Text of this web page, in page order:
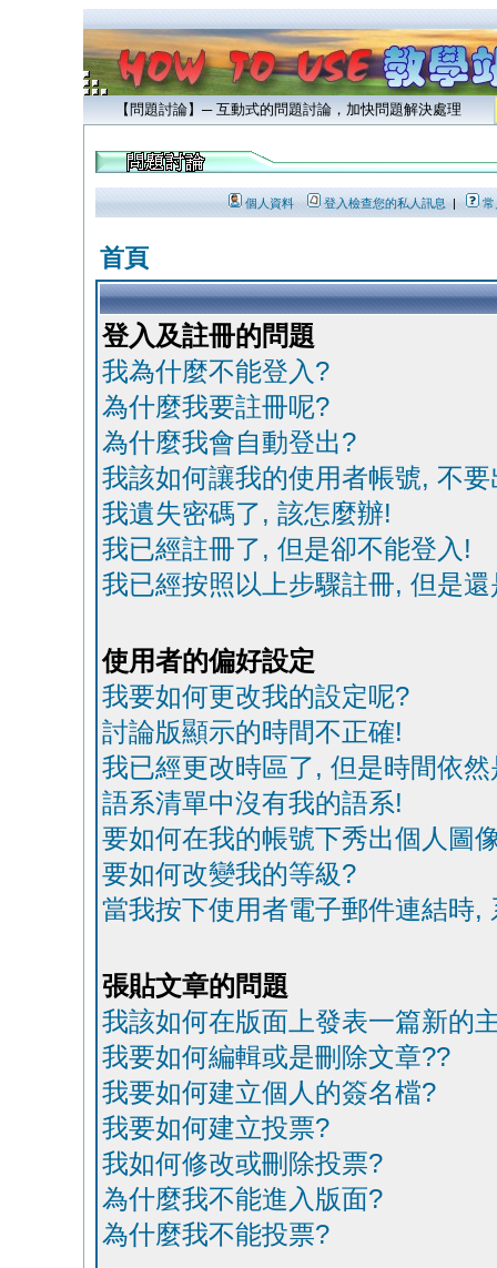
【問題討論】─ 互動式的問題討論，加快問題解決處理
個人資料 登入檢查您的私人訊息| 常
首頁
登入及註冊的問題
我為什麼不能登入?
為什麼我要註冊呢?
為什麼我會自動登出?
我該如何讓我的使用者帳號, 不
我遺失密碼了, 該怎麼辦!
我已經註冊了, 但是卻不能登入!
我已經按照以上步驟註冊, 但是
使用者的偏好設定
我要如何更改我的設定呢?
討論版顯示的時間不正確!
我已經更改時區了, 但是時間依
語系清單中沒有我的語系!
要如何在我的帳號下秀出個人圖
要如何改變我的等級?
當我按下使用者電子郵件連結時,
張貼文章的問題
我該如何在版面上發表一篇新的
我要如何編輯或是刪除文章??
我要如何建立個人的簽名檔?
我要如何建立投票?
我如何修改或刪除投票?
為什麼我不能進入版面?
為什麼我不能投票?